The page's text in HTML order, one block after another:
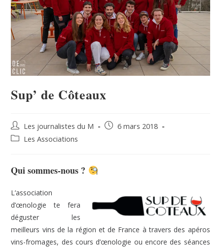
Sup’ de Côteaux
Les journalistes du M
6 mars 2018
Les Associations
Qui sommes-nous ?
L’association
d’œnologie te fera
déguster les
meilleurs vins de la région et de France à travers des apéros
vins-fromages, des cours d’œnologie ou encore des séances